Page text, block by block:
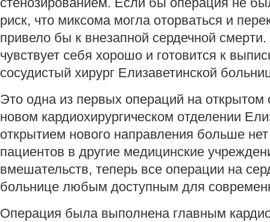
риск, что миксома могла оторваться и
привело бы к внезапной сердечной
чувствует себя хорошо и готовится к
сосудистый хирург Елизаветинской
Это одна из первых операций на открытом
новом кардиохирургическом отделении
открытием нового направления больше
пациентов в другие медицинские
вмешательств, теперь все операции на
больнице любым доступным для
Операция была выполнена главным